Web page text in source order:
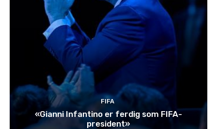
FIFA
«Gianni Infantino er ferdig som FIFA-
president»